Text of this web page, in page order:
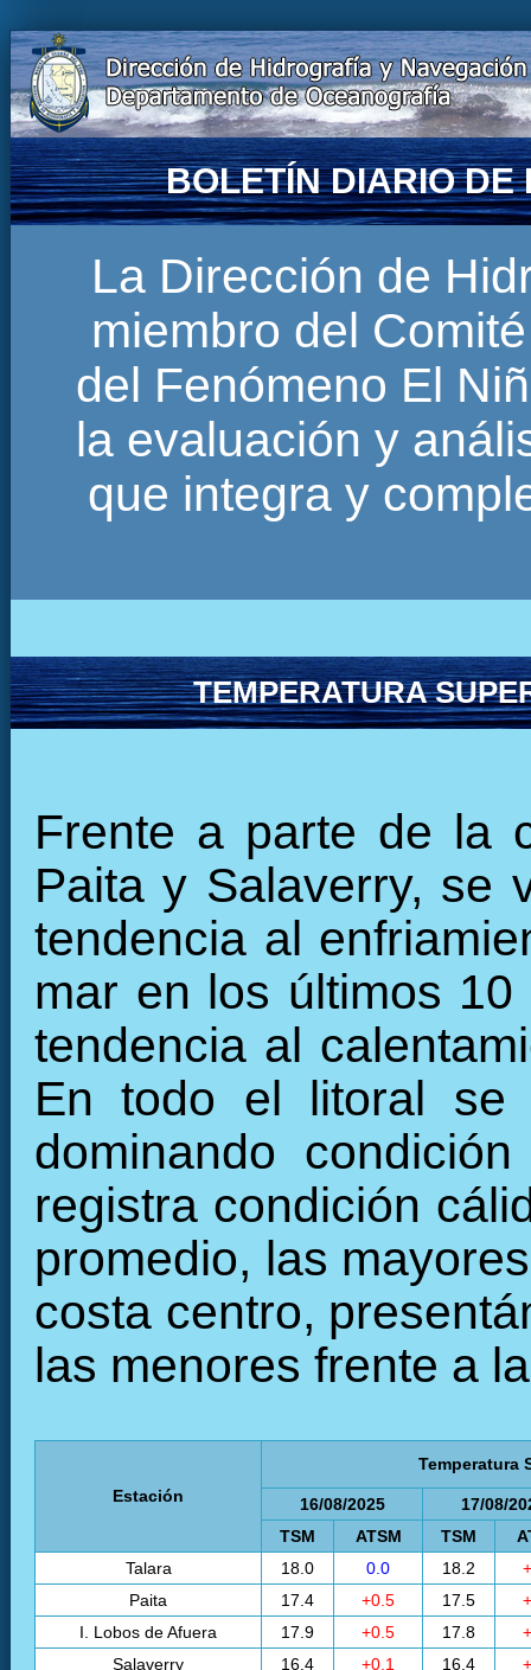
BOLETÍN DIARIO DE
La Dirección de
miembro del
del Fenómeno El
la evaluación y
que integra y
TEMPERATURA
Frente a parte de la
Paita y Salaverry, se
tendencia al
mar en los últimos
tendencia al
En todo el litoral se
dominando
registra condición
promedio, las
costa centro,
las menores frente a
Estación
Temperatura
16/08/2025
17/08/
TSM
ATSM TSM
Talara
18.0 0.0 18.2
Paita
17.4 +0.5 17.5
I. Lobos de Afuera
17.9 +0.5 17.8
Salaverry
16.4 +0.1 16.4